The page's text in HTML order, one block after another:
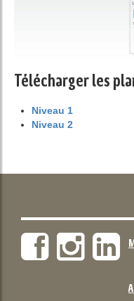
Télécharger les
Niveau 1
Niveau 2